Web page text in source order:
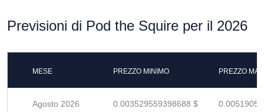
Previsioni di Pod the Squire per il 2026
MESE PREZZO MINIMO PREZZO
Agosto 2026 0.003529559398688 $